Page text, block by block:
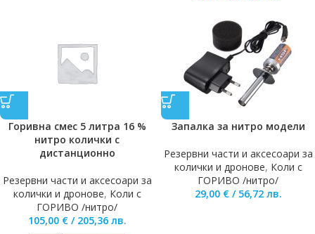
Горивна смес 5 литра 16 %
нитро колички с
дистанционно
Резервни части и аксесоари за
колички и дронове, Коли с
ГОРИВО /нитро/
105,00 € / 205,36 лв.
Запалка за нитро модели
Резервни части и аксесоари за
колички и дронове, Коли с
ГОРИВО /нитро/
29,00 € / 56,72 лв.